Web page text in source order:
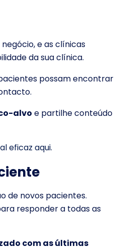
e as clínicas
da sua clínica.
possam encontrar
alvo e partilhe conteúdo
eficaz aqui.
de novos pacientes.
responder a todas as
com as últimas